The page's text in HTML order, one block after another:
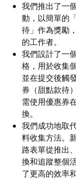
我們推出了一
動，以簡單的
待」作為獎勵
的工作者。
我們設計了一
格，用於收集
並在提交後觸
券（甜點款待
需使用優惠券
換。
我們成功地取
料收集方法。
路表單從推出
換和追蹤整個
了更高的效率